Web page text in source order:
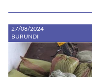
27/08/2024
BURUNDI